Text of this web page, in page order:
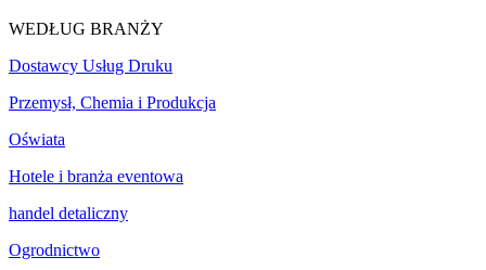
WEDŁUG BRANŻY
Dostawcy Usług Druku
Przemysł, Chemia i Produkcja
Oświata
Hotele i branża eventowa
handel detaliczny
Ogrodnictwo